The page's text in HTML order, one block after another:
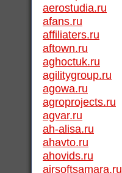
aerostudia.ru
afans.ru
affiliaters.ru
aftown.ru
aghoctuk.ru
agilitygroup.ru
agowa.ru
agroprojects.ru
agvar.ru
ah-alisa.ru
ahavto.ru
ahovids.ru
airsoftsamara.ru